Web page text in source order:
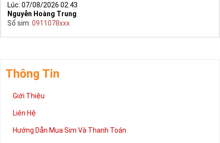
Lúc: 07/08/2026 02:43
Nguyễn Hoàng Trung
Số sim: 0911078xxx
Thông Tin
Giới Thiệu
Liên Hệ
Hướng Dẫn Mua Sim Và Thanh Toán